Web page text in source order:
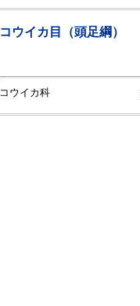
コウイカ目（頭足綱）
コウイカ科